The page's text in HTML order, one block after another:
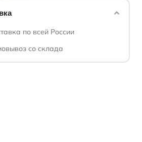
по всей России
со склада